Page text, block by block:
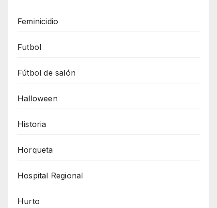
Feminicidio
Futbol
Fútbol de salón
Halloween
Historia
Horqueta
Hospital Regional
Hurto